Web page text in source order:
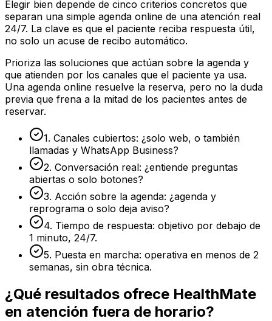
Elegir bien depende de cinco criterios concretos que
separan una simple agenda online de una atención real
24/7. La clave es que el paciente reciba respuesta útil,
no solo un acuse de recibo automático.
Prioriza las soluciones que actúan sobre la agenda y
que atienden por los canales que el paciente ya usa.
Una agenda online resuelve la reserva, pero no la duda
previa que frena a la mitad de los pacientes antes de
reservar.
1. Canales cubiertos: ¿solo web, o también
llamadas y WhatsApp Business?
2. Conversación real: ¿entiende preguntas
abiertas o solo botones?
3. Acción sobre la agenda: ¿agenda y
reprograma o solo deja aviso?
4. Tiempo de respuesta: objetivo por debajo de
1 minuto, 24/7.
5. Puesta en marcha: operativa en menos de 2
semanas, sin obra técnica.
¿Qué resultados ofrece HealthMate
en atención fuera de horario?